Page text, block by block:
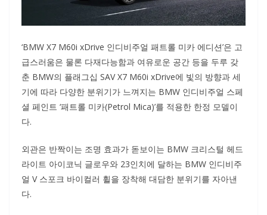
‘BMW X7 M60i xDrive 인디비주얼 패트롤 미카 에디션’은 고
급스러움은 물론 다재다능함과 여유로운 공간 등을 두루 갖
춘 BMW의 플래그십 SAV X7 M60i xDrive에 빛의 방향과 세
기에 따라 다양한 분위기가 느껴지는 BMW 인디비주얼 스페
셜 페인트 ‘패트롤 미카(Petrol Mica)’를 적용한 한정 모델이
다.
외관은 반짝이는 조명 효과가 돋보이는 BMW 크리스털 헤드
라이트 아이코닉 글로우와 23인치에 달하는 BMW 인디비주
얼 V 스포크 바이컬러 휠을 장착해 대담한 분위기를 자아낸
다.